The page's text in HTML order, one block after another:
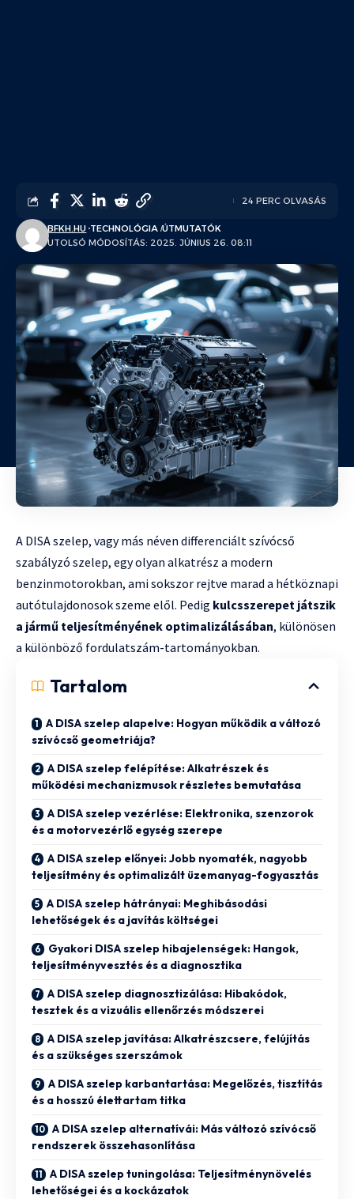
UTOLSÓ MÓDOSÍTÁS: 2025. JÚNIUS 26. 08:11
BFKH.HU TECHNOLÓGIA ÚTMUTATÓK
24 PERC OLVASÁS
A DISA szelep, vagy más néven differenciált szívócső
szabályzó szelep, egy olyan alkatrész a modern
benzinmotorokban, ami sokszor rejtve marad a hétköznapi
autótulajdonosok szeme elől. Pedig kulcsszerepet játszik
a jármű teljesítményének optimalizálásában, különösen
a különböző fordulatszám-tartományokban.
Tartalom
A DISA szelep alapelve: Hogyan működik a változó
szívócső geometriája?
A DISA szelep felépítése: Alkatrészek és
működési mechanizmusok részletes bemutatása
A DISA szelep vezérlése: Elektronika, szenzorok
és a motorvezérlő egység szerepe
A DISA szelep előnyei: Jobb nyomaték, nagyobb
teljesítmény és optimalizált üzemanyag-fogyasztás
A DISA szelep hátrányai: Meghibásodási
lehetőségek és a javítás költségei
Gyakori DISA szelep hibajelenségek: Hangok,
teljesítményvesztés és a diagnosztika
A DISA szelep diagnosztizálása: Hibakódok,
tesztek és a vizuális ellenőrzés módszerei
A DISA szelep javítása: Alkatrészcsere, felújítás
és a szükséges szerszámok
A DISA szelep karbantartása: Megelőzés, tisztítás
és a hosszú élettartam titka
A DISA szelep alternatívái: Más változó szívócső
rendszerek összehasonlítása
A DISA szelep tuningolása: Teljesítménynövelés
lehetőségei és a kockázatok